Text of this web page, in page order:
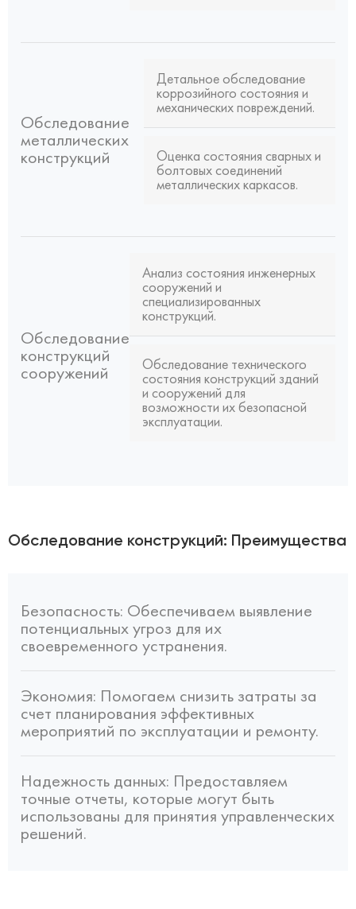
Обследование
металлических
конструкций
Детальное обследование
коррозийного состояния и
механических повреждений.
Оценка состояния сварных и
болтовых соединений
металлических каркасов.
Обследование
конструкций
сооружений
Анализ состояния инженерных
сооружений и
специализированных
конструкций.
Обследование технического
состояния конструкций зданий
и сооружений для
возможности их безопасной
эксплуатации.
Обследование конструкций: Преимущества
Безопасность: Обеспечиваем выявление
потенциальных угроз для их
своевременного устранения.
Экономия: Помогаем снизить затраты за
счет планирования эффективных
мероприятий по эксплуатации и ремонту.
Надежность данных: Предоставляем
точные отчеты, которые могут быть
использованы для принятия управленческих
решений.